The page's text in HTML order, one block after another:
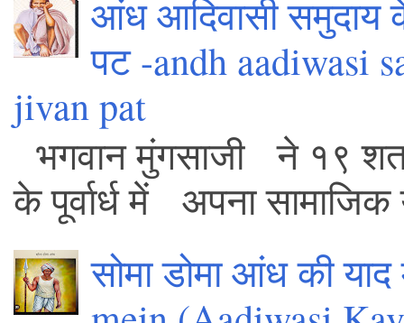
आंध आदिवासी समुदाय
पट -andh aadiwasi
jivan pat
भगवान मुंगसाजी ने १९
के पूर्वार्ध में अपना
सोमा डोमा आंध की